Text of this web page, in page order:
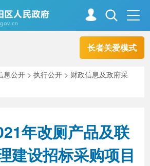
长者关爱模式
走进资阳
解读回应
息公开 >执行公开 > 财政信息及政府采
年改厕产品及联
建设招标采购项目